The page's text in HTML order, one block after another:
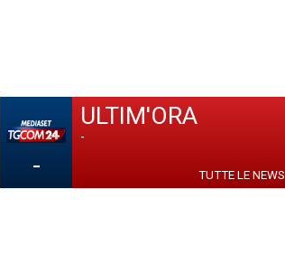
-
ULTIM'ORA
-
TUTTE LE NEWS